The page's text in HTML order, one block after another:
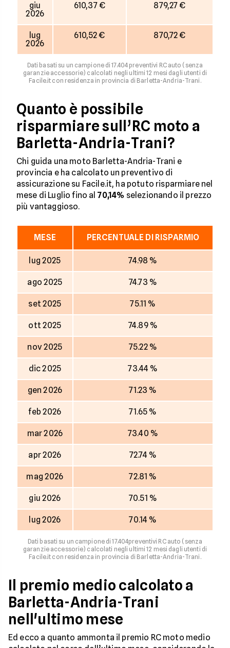
giu
2026
610,37 € 879,27 €
lug
2026
610,52 € 870,72 €
Dati basati su un campione di 17.404 preventivi RC auto (senza
garanzie accessorie) calcolati negli ultimi 12 mesi dagli utenti di
Facile.it con residenza in provincia di Barletta-Andria-Trani.
Quanto è possibile
risparmiare sull’RC moto a
Barletta-Andria-Trani?
Chi guida una moto Barletta-Andria-Trani e
provincia e ha calcolato un preventivo di
assicurazione su Facile.it, ha potuto risparmiare nel
mese di Luglio fino al 70,14% selezionando il prezzo
più vantaggioso.
MESE PERCENTUALE DI RISPARMIO
lug 2025 74.98 %
ago 2025 74.73 %
set 2025 75.11 %
ott 2025 74.89 %
nov 2025 75.22 %
dic 2025 73.44 %
gen 2026 71.23 %
feb 2026 71.65 %
mar 2026 73.40 %
apr 2026 72.74 %
mag 2026 72.81 %
giu 2026 70.51 %
lug 2026 70.14 %
Dati basati su un campione di 17.404preventivi RC auto (senza
garanzie accessorie) calcolati negli ultimi 12 mesi dagli utenti di
Facile.it con residenza in provincia di Barletta-Andria-Trani.
Il premio medio calcolato a
Barletta-Andria-Trani
nell'ultimo mese
Ed ecco a quanto ammonta il premio RC moto medio